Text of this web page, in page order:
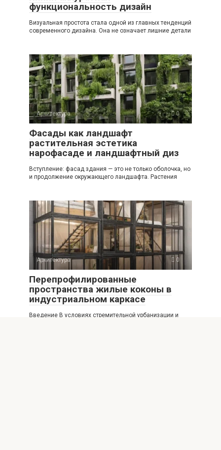
функциональность дизайн
Визуальная простота стала одной из главных тенденций
современного дизайна. Она не означает лишние детали
Архитектура 0
Фасады как ландшафт
растительная эстетика
нарофасаде и ландшафтный диз
Вступление: фасад здания — это не только оболочка, но
и продолжение окружающего ландшафта. Растения
Архитектура 0
Перепрофилированные
пространства жилые коконы в
индустриальном каркасе
Введение В условиях стремительной урбанизации и